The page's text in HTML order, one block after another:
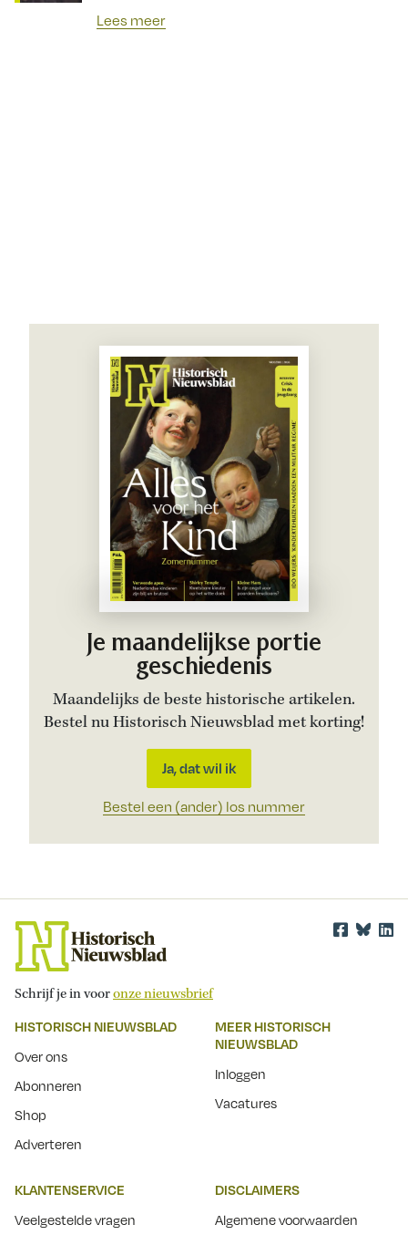
Lees meer
Je maandelijkse portie
geschiedenis
Maandelijks de beste historische artikelen.
Bestel nu Historisch Nieuwsblad met korting!
Ja, dat wil ik
Bestel een (ander) los nummer
Schrijf je in vooronze nieuwsbrief
HISTORISCH NIEUWSBLAD
Over ons
Abonneren
Shop
Adverteren
MEER HISTORISCH
NIEUWSBLAD
Inloggen
Vacatures
KLANTENSERVICE
Veelgestelde vragen
DISCLAIMERS
Algemene voorwaarden